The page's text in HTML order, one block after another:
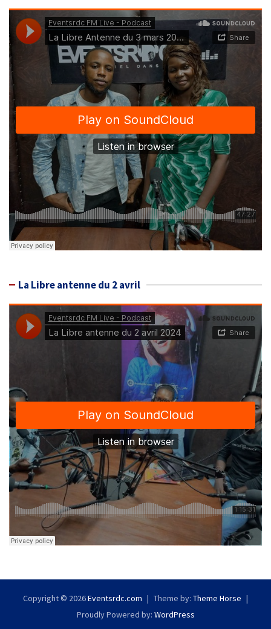
La Libre antenne du 2 avril
Copyright © 2026Eventsrdc.com Theme by: Theme Horse
Proudly Powered by: WordPress